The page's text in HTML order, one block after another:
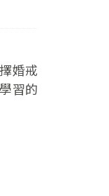
婚戒
習的